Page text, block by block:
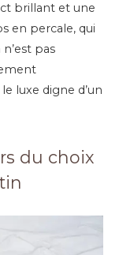
brillant et une
en percale, qui
pas
luxe digne d’un
du choix